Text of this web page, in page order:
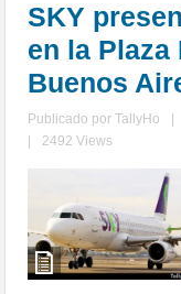
SKY
en la Plaza
Buenos
Publicado porTallyHo
2492 Views